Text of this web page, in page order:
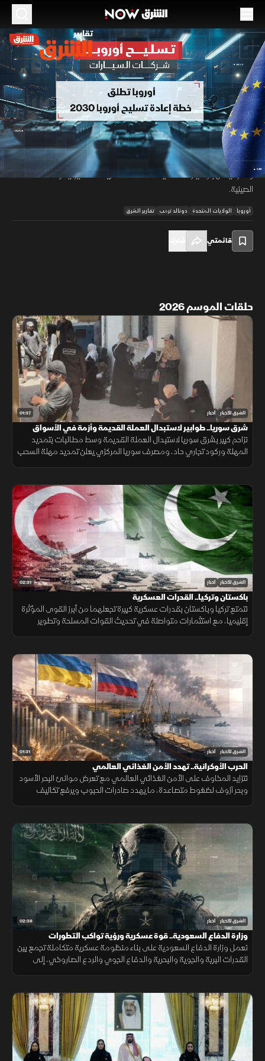
00:11 01:51
الموسم 2026
تسليح أوروبا.. شركات السيارات
16 مايو 2026 01:51 أخبار
تقارير الشرق
سرّعت خطة «إعادة تسليح أوروبا.. الجاهزية 2030» توجه شركات السيارات
الأوروبية نحو التصنيع العسكري، مع هدف دفاعي يتجاوز 800 مليار يورو.
وتتحرك «رينو» مع «تورغيس غايار» في المسيّرات، بينما تدرس «فولكس فاجن»
و«مرسيدس بنز» خيارات دفاعية تحت ضغط التعريفات الأميركية والمنافسة
الصينية.
أوروبا الولايات المتحدة دونالد ترمب تقارير الشرق
قائمتي
حلقات الموسم 2026
01:37 الشرق للأخبار أخبار
شرق سوريا.. طوابير لاستبدال العملة القديمة وأزمة في الأسواق
تزاحم كبير بشرق سوريا لاستبدال العملة القديمة وسط مطالبات بتمديد
المهلة وركود تجاري حاد، ومصرف سوريا المركزي يعلن تمديد مهلة السحب
02:31 الشرق للأخبار أخبار
باكستان وتركيا.. القدرات العسكرية
تتمتع تركيا وباكستان بقدرات عسكرية كبيرة تجعلهما من أبرز القوى المؤثرة
إقليميا، مع استثمارات متواصلة في تحديث القوات المسلحة وتطوير
01:31 الشرق للأخبار أخبار
الحرب الأوكرانية.. تهدد الأمن الغذائي العالمي
تتزايد المخاوف على الأمن الغذائي العالمي مع تعرض موانئ البحر الأسود
وبحر آزوف لضغوط متصاعدة، ما يهدد صادرات الحبوب ويرفع تكاليف
02:38 الشرق للأخبار أخبار
وزارة الدفاع السعودية.. قوة عسكرية ورؤية تواكب التطورات
تعمل وزارة الدفاع السعودية على بناء منظومة عسكرية متكاملة تجمع بين
القدرات البرية والجوية والبحرية والدفاع الجوي والردع الصاروخي، إلى